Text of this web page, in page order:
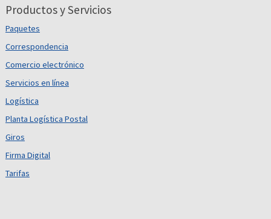
Productos y Servicios
Paquetes
Correspondencia
Comercio electrónico
Servicios en línea
Logística
Planta Logística Postal
Giros
Firma Digital
Tarifas